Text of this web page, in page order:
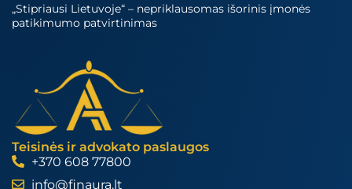
„Stipriausi Lietuvoje“ – nepriklausomas išorinis įmonės
patikimumo patvirtinimas
Teisinės ir advokato paslaugos
+370 608 77800
info@finaura.lt